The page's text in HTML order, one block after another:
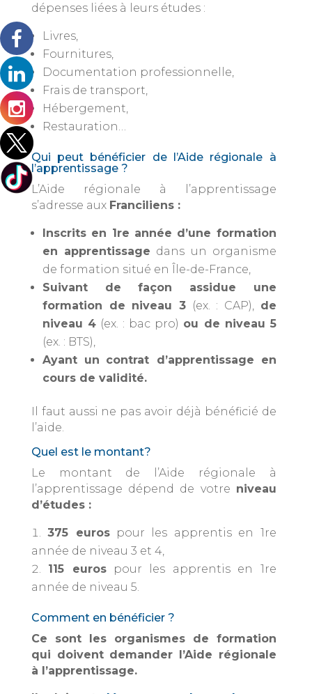
dépenses liées à leurs études :
Livres,
Fournitures,
Documentation professionnelle,
Frais de transport,
Hébergement,
Restauration…
Qui peut bénéficier de l’Aide régionale à
l’apprentissage ?
L’Aide régionale à l’apprentissage
s’adresse aux Franciliens :
Inscrits en 1re année d’une formation
en apprentissage dans un organisme
de formation situé en Île-de-France,
Suivant de façon assidue une
formation de niveau 3(ex. : CAP), de
niveau 4(ex. : bac pro) ou de niveau 5
(ex. : BTS),
Ayant un contrat d’apprentissage en
cours de validité.
Il faut aussi ne pas avoir déjà bénéficié de
l’aide.
Quel est le montant?
Le montant de l’Aide régionale à
l’apprentissage dépend de votre niveau
d’études :
375 eurospour les apprentis en 1re
année de niveau 3 et 4,
115 eurospour les apprentis en 1re
année de niveau 5.
Comment en bénéficier ?
Ce sont les organismes de formation
qui doivent demander l’Aide régionale
à l’apprentissage.